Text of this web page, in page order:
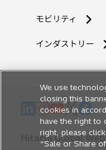
モビリティ
インダストリー
新
し
い
新
し
い
新
し
い
新
し
い
新
し
い
Hitachi Global
We use
closing this
cookies in
have the right to
right, please
“Sale or Share